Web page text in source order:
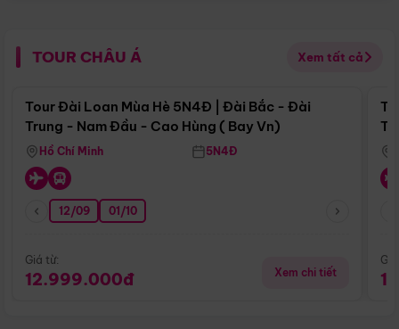
TOUR CHÂU Á Xem tất cả
Điểm nổi bật
Tour Đài Loan Mùa Hè 5N4Đ | Đài Bắc - Đài
Trung - Nam Đầu - Cao Hùng ( Bay Vn)
Hồ Chí Minh 5N4Đ
12/09 01/10
Giá từ:
12.999.000đ Xem chi tiết